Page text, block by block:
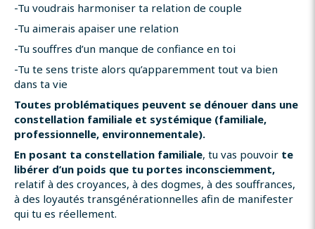
-Tu voudrais harmoniser ta relation de couple
-Tu aimerais apaiser une relation
-Tu souffres d’un manque de confiance en toi
-Tu te sens triste alors qu’apparemment tout va bien
dans ta vie
Toutes problématiques peuvent se dénouer dans une
constellation familiale et systémique (familiale,
professionnelle, environnementale).
En posant ta constellation familiale, tu vas pouvoir te
libérer d’un poids que tu portes inconsciemment,
relatif à des croyances, à des dogmes, à des souffrances,
à des loyautés transgénérationnelles afin de manifester
qui tu es réellement.